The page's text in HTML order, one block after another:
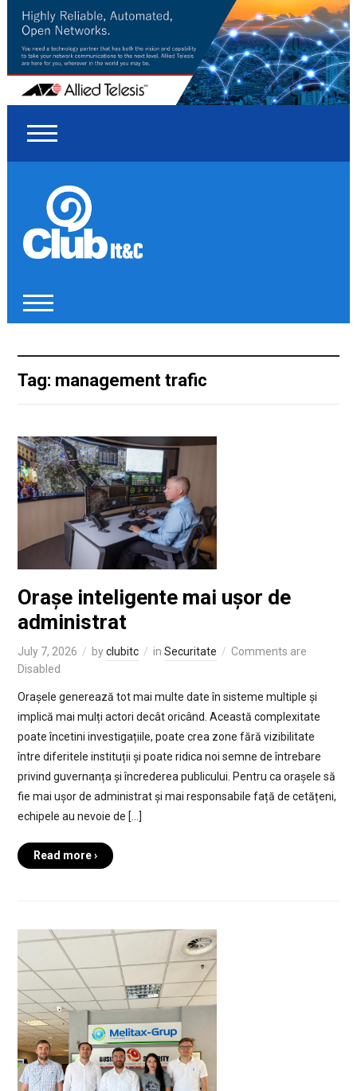
Tag: management trafic
Orașe inteligente mai ușor de
administrat
July 7, 2026 byclubitc in Securitate
Comments are
Disabled
Orașele generează tot mai multe date în sisteme multiple și
implică mai mulți actori decât oricând. Această complexitate
poate încetini investigațiile, poate crea zone fără vizibilitate
între diferitele instituții și poate ridica noi semne de întrebare
privind guvernanța și încrederea publicului. Pentru ca orașele să
fie mai ușor de administrat și mai responsabile față de cetățeni,
echipele au nevoie de […]
Read more ›